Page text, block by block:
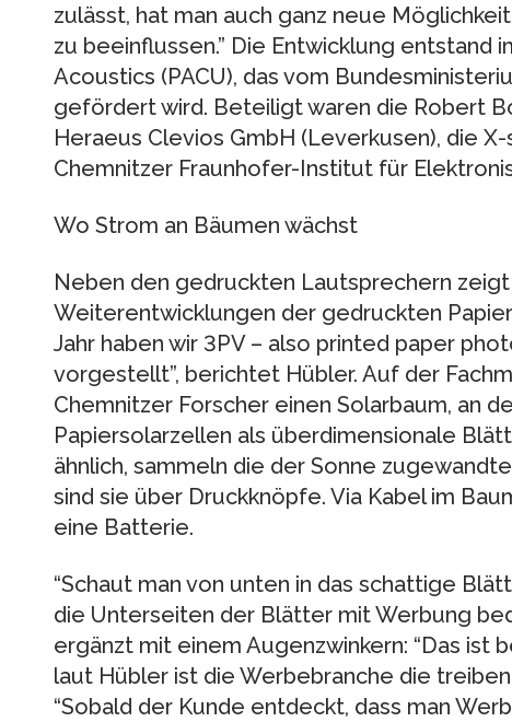
zulässt, hat man auch ganz neue
zu beeinflussen.” Die Entwicklung entstand
Acoustics (PACU), das vom
gefördert wird. Beteiligt waren die Robert
Heraeus Clevios GmbH (Leverkusen), die
Chemnitzer Fraunhofer-Institut für
Wo Strom an Bäumen wächst
Neben den gedruckten Lautsprechern
Weiterentwicklungen der gedruckten
Jahr haben wir 3PV – also printed paper
vorgestellt”, berichtet Hübler. Auf der
Chemnitzer Forscher einen Solarbaum, an
Papiersolarzellen als überdimensionale
ähnlich, sammeln die der Sonne
sind sie über Druckknöpfe. Via Kabel im
eine Batterie.
“Schaut man von unten in das schattige
die Unterseiten der Blätter mit Werbung
ergänzt mit einem Augenzwinkern: “Das ist
laut Hübler ist die Werbebranche die
“Sobald der Kunde entdeckt, dass man